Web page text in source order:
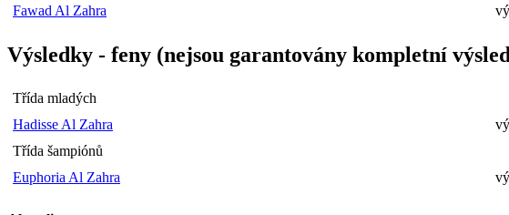
Fawad Al Zahra
Výsledky - feny (nejsou garantovány kompletní
Třída mladých
Hadisse Al Zahra
Třída šampiónů
Euphoria Al Zahra